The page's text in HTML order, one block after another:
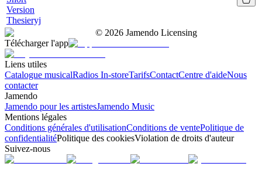
Version
Thesieryj
© 2026 Jamendo Licensing
Télécharger l'app
Liens utiles
Catalogue musicalRadios In-storeTarifsContactCentre d'aideNous
contacter
Jamendo
Jamendo pour les artistesJamendo Music
Mentions légales
Conditions générales d'utilisationConditions de ventePolitique de
confidentialitéPolitique des cookiesViolation de droits d'auteur
Suivez-nous